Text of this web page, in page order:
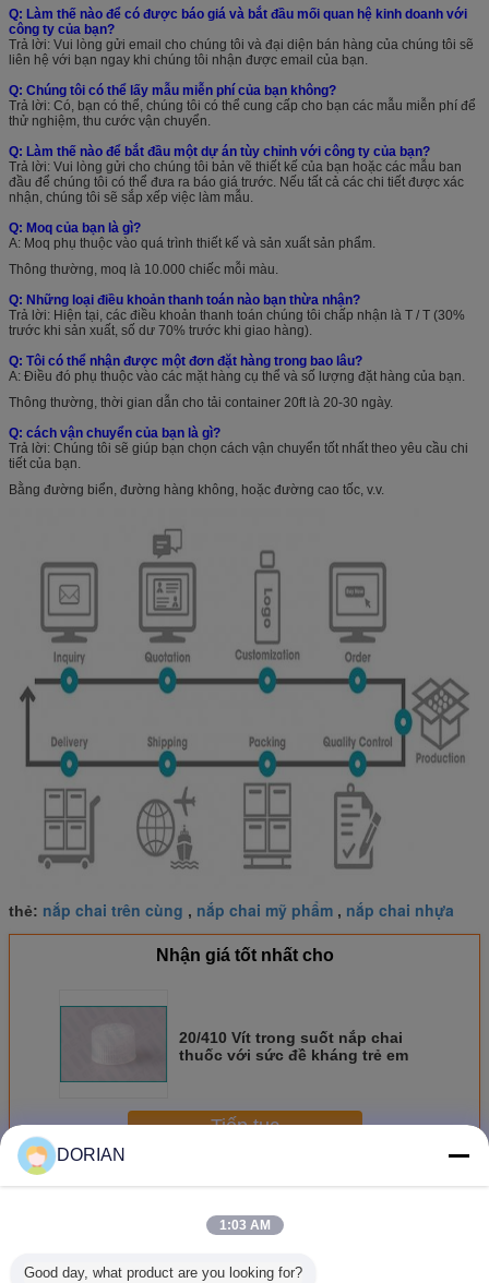
Q: Làm thế nào để có được báo giá và bắt đầu mối quan hệ kinh doanh với
công ty của bạn?
Trả lời: Vui lòng gửi email cho chúng tôi và đại diện bán hàng của chúng tôi sẽ
liên hệ với bạn ngay khi chúng tôi nhận được email của bạn.
Q: Chúng tôi có thể lấy mẫu miễn phí của bạn không?
Trả lời: Có, bạn có thể, chúng tôi có thể cung cấp cho bạn các mẫu miễn phí để
thử nghiệm, thu cước vận chuyển.
Q: Làm thế nào để bắt đầu một dự án tùy chỉnh với công ty của bạn?
Trả lời: Vui lòng gửi cho chúng tôi bản vẽ thiết kế của bạn hoặc các mẫu ban
đầu để chúng tôi có thể đưa ra báo giá trước. Nếu tất cả các chi tiết được xác
nhận, chúng tôi sẽ sắp xếp việc làm mẫu.
Q: Moq của bạn là gì?
A: Moq phụ thuộc vào quá trình thiết kế và sản xuất sản phẩm.
Thông thường, moq là 10.000 chiếc mỗi màu.
Q: Những loại điều khoản thanh toán nào bạn thừa nhận?
Trả lời: Hiện tại, các điều khoản thanh toán chúng tôi chấp nhận là T / T (30%
trước khi sản xuất, số dư 70% trước khi giao hàng).
Q: Tôi có thể nhận được một đơn đặt hàng trong bao lâu?
A: Điều đó phụ thuộc vào các mặt hàng cụ thể và số lượng đặt hàng của bạn.
Thông thường, thời gian dẫn cho tải container 20ft là 20-30 ngày.
Q: cách vận chuyển của bạn là gì?
Trả lời: Chúng tôi sẽ giúp bạn chọn cách vận chuyển tốt nhất theo yêu cầu chi
tiết của bạn.
Bằng đường biển, đường hàng không, hoặc đường cao tốc, v.v.
thẻ: nắp chai trên cùng , nắp chai mỹ phẩm , nắp chai nhựa
Nhận giá tốt nhất cho
20/410 Vít trong suốt nắp chai
thuốc với sức đề kháng trẻ em
Tiếp tục
HơnMũ lưỡi trai
DORIAN
1:03 AM
Good day, what product are you looking for?